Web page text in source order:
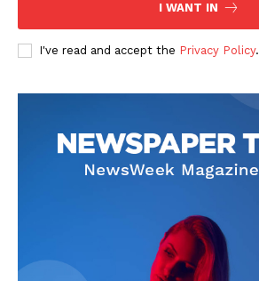
SUSCRIBETE
Nosotros
I WANT IN
I've read and accept the Privacy Policy.